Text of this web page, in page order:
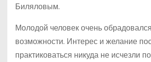
Биляловым.
Молодой человек очень
возможности. Интерес и желание
практиковаться никуда не исчезли